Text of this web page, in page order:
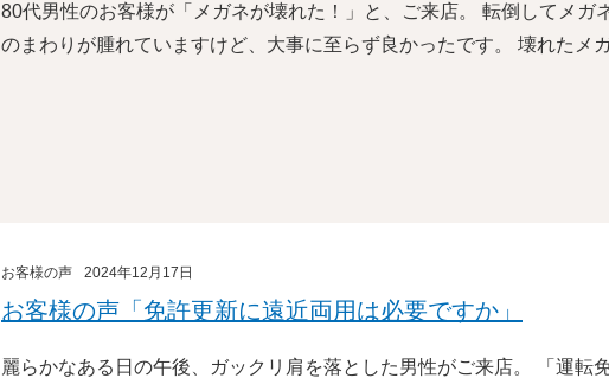
80代男性のお客様が「メガネが壊れた！」と、ご来店。 転倒してメガ
のまわりが腫れていますけど、大事に至らず良かったです。 壊れたメ
お客様の声 2024年12月17日
お客様の声「免許更新に遠近両用は必要ですか」
麗らかなある日の午後、ガックリ肩を落とした男性がご来店。 「運転